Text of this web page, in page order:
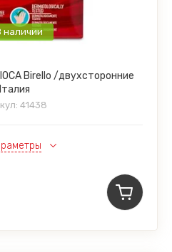
наличии
Birello /двухсторонние
41438